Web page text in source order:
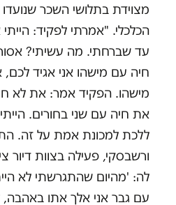
מצוידת בתלושי השכר
עד שברחתי. מה עשיתי? אסור
חיה עם מישהו אני אגיד
מישהו. הפקיד אמר: את לא
את חיה עם שני בחורים.
ללכת למכונת אמת על זה.
ורשבסקי, פעילה בצוות דיור
לה: 'מהיום שהתגרשתי לא
עם גבר אני אלך אתו באהבה,